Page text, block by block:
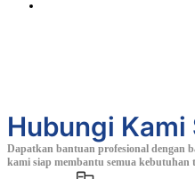
Hubungi Kami
Dapatkan bantuan profesional dengan
kami siap membantu semua kebutuhan